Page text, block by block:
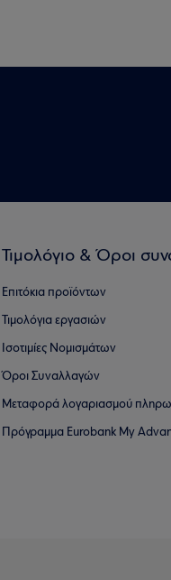
Τιμολόγιο & Όροι
Επιτόκια προϊόντων
Τιμολόγια εργασιών
Ισοτιμίες Νομισμάτων
Όροι Συναλλαγών
Μεταφορά λογαριασμού
Πρόγραμμα Eurobank My